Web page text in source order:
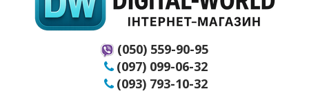
(050) 559-90-95
(097) 099-06-32
(093) 793-10-32